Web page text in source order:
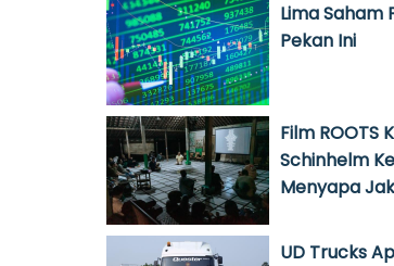
Lima Saham
Pekan Ini
Film ROOTS
Schinhelm
Menyapa
UD Trucks